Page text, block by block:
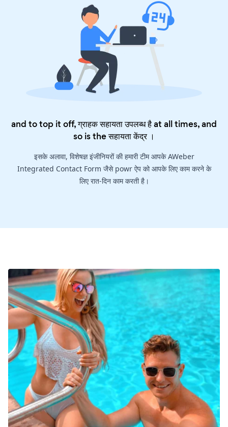
and to top it off, ग्राहक सहायता उपलब्ध है at all times, and
so is theसहायता केंद्र।
इसके अलावा, विशेषज्ञ इंजीनियरों की हमारी टीम आपके AWeber
Integrated Contact Form जैसे powr ऐप को आपके लिए काम करने के
लिए रात-दिन काम करती है।